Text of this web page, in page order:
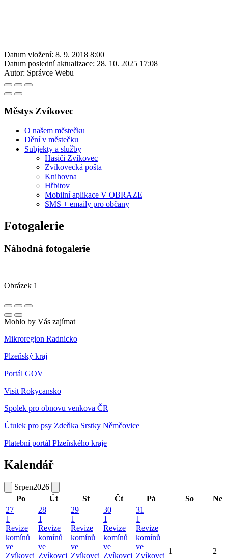
Datum vložení: 8. 9. 2018 8:00
Datum poslední aktualizace: 28. 10. 2025 17:08
Autor: Správce Webu
Městys Zvíkovec
O našem městečku
Dění v městečku
Subjekty a služby
Hasiči Zvíkovec
Zvíkovecká pošta
Knihovna
Hřbitov
Mobilní aplikace V OBRAZE
SMS + emaily pro občany
Fotogalerie
Náhodná fotogalerie
Obrázek 1
Mohlo by Vás zajímat
Mikroregion Radnicko
Plzeňský kraj
Portál GOV
Visit Rokycansko
Spolek pro obnovu venkova ČR
Útulek pro psy Zdeňka Srstky Němčovice
Platební portál Plzeňského kraje
Kalendář
Srpen2026
Po
Út St Čt Pá So
Ne
27
1
Revize
komínů
ve
Zvíkovci
28
1
Revize
komínů
ve
Zvíkovci
29
1
Revize
komínů
ve
Zvíkovci
30
1
Revize
komínů
ve
Zvíkovci
31
1
Revize
komínů
ve
Zvíkovci
1 2